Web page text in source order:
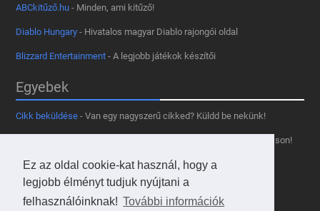
Ez az oldal cookie-kat használ, hogy a
legjobb élményt tudjuk nyújtani a
felhasználóinknak! További információk
ABCkitűző.hu - Minden, ami kitűző!
Diablo Hungary - Hivatalos magyar Diablo rajongói oldal
Blizzard Entertainment - A legjobb játékok készítői
Egyebek
Cikk beküldése - Van egy nagyszerű cikked? Küldd be nekünk!
- Tetszik az oldal? Segíts, hogy fennmaradhasson!
Kapcsolat, médiaajánlat- Lépj velünk kapcsolatba!
Használd a tooltipünket- A saját oldaladon is!